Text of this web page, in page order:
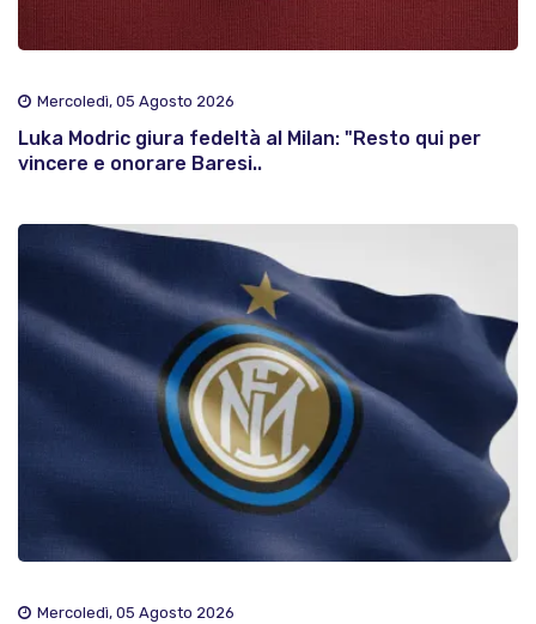
Mercoledì, 05 Agosto 2026
Luka Modric giura fedeltà al Milan: "Resto qui per
vincere e onorare Baresi..
Mercoledì, 05 Agosto 2026